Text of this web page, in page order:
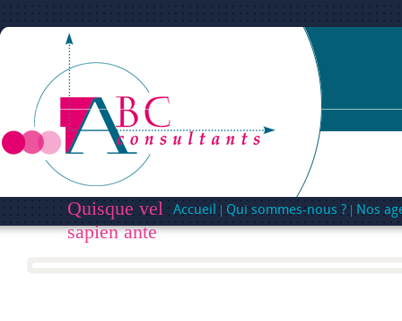
Accueil Qui sommes-nous ? Nos
Quisque vel
sapien ante